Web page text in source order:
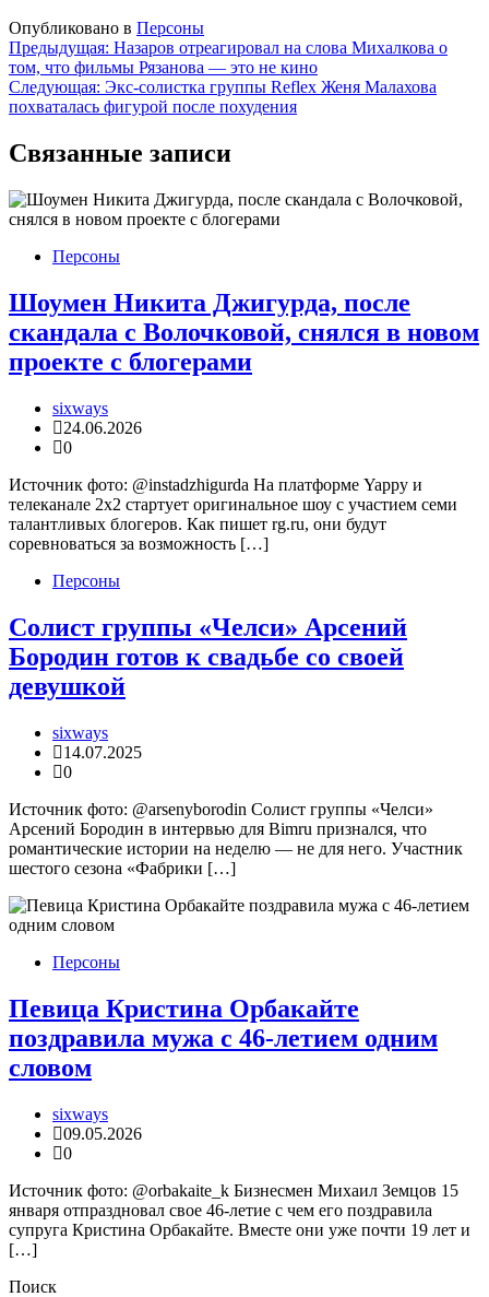
Опубликовано в Персоны
Навигация
по
записям
Предыдущая: Назаров отреагировал на слова Михалкова о
том, что фильмы Рязанова — это не кино
Следующая: Экс-солистка группы Reflex Женя Малахова
похваталась фигурой после похудения
Связанные записи
Персоны
Шоумен Никита Джигурда, после
скандала с Волочковой, снялся в новом
проекте с блогерами
sixways
24.06.2026
0
Источник фото: @instadzhigurda На платформе Yappy и
телеканале 2х2 стартует оригинальное шоу с участием семи
талантливых блогеров. Как пишет rg.ru, они будут
соревноваться за возможность […]
Персоны
Солист группы «Челси» Арсений
Бородин готов к свадьбе со своей
девушкой
sixways
14.07.2025
0
Источник фото: @arsenyborodin Солист группы «Челси»
Арсений Бородин в интервью для Bimru признался, что
романтические истории на неделю — не для него. Участник
шестого сезона «Фабрики […]
Персоны
Певица Кристина Орбакайте
поздравила мужа с 46-летием одним
словом
sixways
09.05.2026
0
Источник фото: @orbakaite_k Бизнесмен Михаил Земцов 15
января отпраздновал свое 46-летие с чем его поздравила
супруга Кристина Орбакайте. Вместе они уже почти 19 лет и
[…]
Поиск